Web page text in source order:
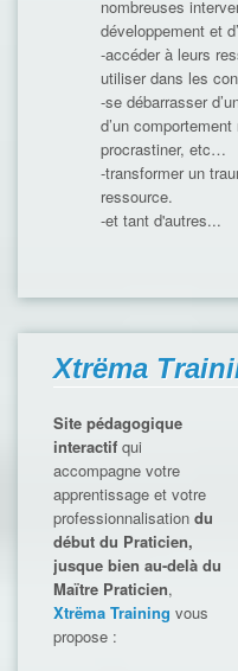
nombreuses
développement et
-accéder à leurs
utiliser dans les
-se débarrasser
d’un
procrastiner, etc…
-transformer un
ressource.
-et tant d'autres...
Xtrëma
Site pédagogique
interactif qui
accompagne votre
apprentissage et votre
professionnalisation du
début du Praticien,
jusque bien au-delà du
Maïtre Praticien,
Xtrëma Training vous
propose :